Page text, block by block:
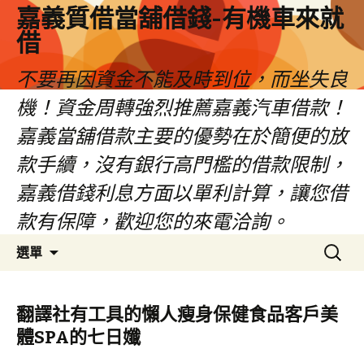
嘉義質借當舖借錢-有機車來就
借
不要再因資金不能及時到位，而坐失良
機！資金周轉強烈推薦嘉義汽車借款！
嘉義當舖借款主要的優勢在於簡便的放
款手續，沒有銀行高門檻的借款限制，
嘉義借錢利息方面以單利計算，讓您借
款有保障，歡迎您的來電洽詢。
選單
容
區
搜
尋
鍵
字:
翻譯社有工具的懶人瘦身保健食品客戶美
體SPA的七日孅